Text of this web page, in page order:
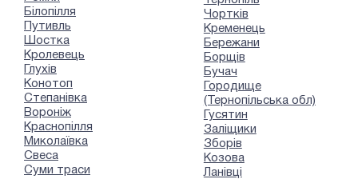
Білопілля
Путивль
Шостка
Кролевець
Глухів
Конотоп
Степанівка
Вороніж
Краснопілля
Миколаївка
Свеса
Суми траси
Чортків
Кременець
Бережани
Борщів
Бучач
Городище
(Тернопільська обл)
Гусятин
Заліщики
Зборів
Козова
Ланівці